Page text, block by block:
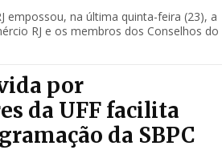
empossou, na última quinta-feira (23), a
RJ e os membros dos Conselhos do
por
da UFF facilita
da SBPC